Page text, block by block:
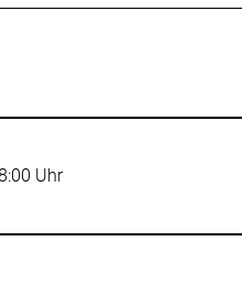
Uhr